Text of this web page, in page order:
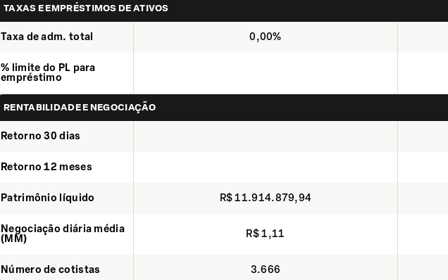
TAXAS E EMPRÉSTIMOS DE ATIVOS
Taxa de adm. total 0,00%
% limite do PL para
empréstimo
RENTABILIDADE E NEGOCIAÇÃO
Retorno 30 dias
Retorno 12 meses
Patrimônio líquido R$ 11.914.879,94
Negociação diária média
(MM)
R$ 1,11
Número de cotistas 3.666